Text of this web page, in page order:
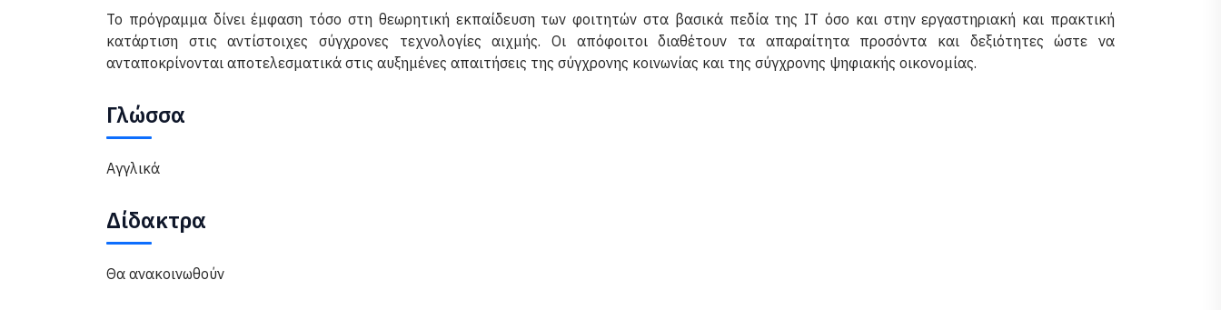
Το πρόγραμμα δίνει έμφαση τόσο στη θεωρητική εκπαίδευση των φοιτητών στα βασικά πεδία της IT όσο και στην εργαστηριακή και πρακτική
κατάρτιση στις αντίστοιχες σύγχρονες τεχνολογίες αιχμής. Οι απόφοιτοι διαθέτουν τα απαραίτητα προσόντα και δεξιότητες ώστε να
ανταποκρίνονται αποτελεσματικά στις αυξημένες απαιτήσεις της σύγχρονης κοινωνίας και της σύγχρονης ψηφιακής οικονομίας.
Γλώσσα
Αγγλικά
Δίδακτρα
Θα ανακοινωθούν